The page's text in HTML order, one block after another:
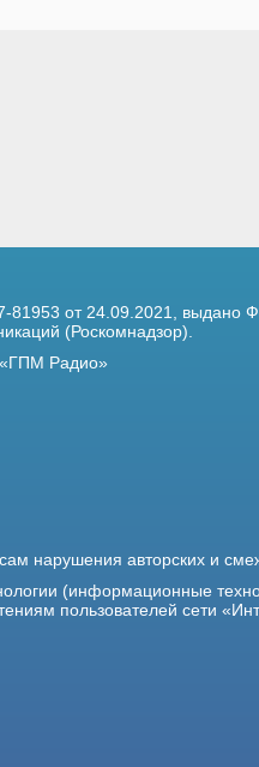
от 24.09.2021, выдано
(Роскомнадзор).
«ГПМ Радио»
нарушения авторских и
(информационные
пользователей сети